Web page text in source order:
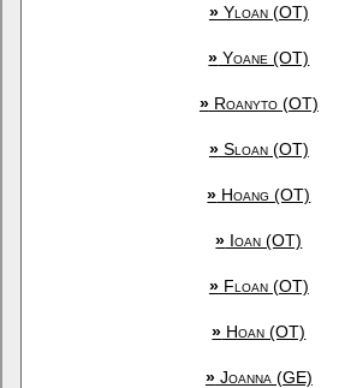
»Yloan (OT)
» Yoane (OT)
»Roanyto (OT)
»Sloan (OT)
» Hoang (OT)
» Ioan (OT)
»Floan (OT)
» Hoan (OT)
»Joanna (GE)